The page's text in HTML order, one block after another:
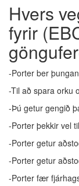
Hvers
fyrir
-Porter ber
-Til að spara orku
-Þú getur gengið
-Porter þekkir vel
-Porter getur
-Porter getur
-Porter fær